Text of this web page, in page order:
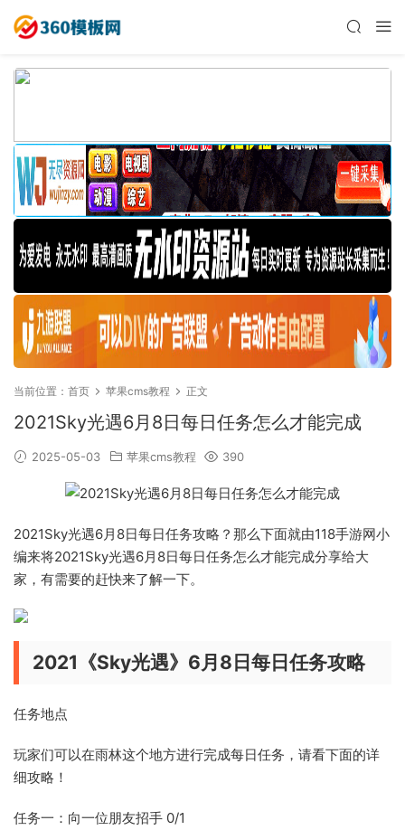
当前位置： 首页 苹果cms教程 正文
2021Sky光遇6月8日每日任务怎么才能完成
2025-05-03 苹果cms教程 390
2021Sky光遇6月8日每日任务攻略？那么下面就由118手游网小
编来将2021Sky光遇6月8日每日任务怎么才能完成分享给大
家，有需要的赶快来了解一下。
2021《Sky光遇》6月8日每日任务攻略
任务地点
玩家们可以在雨林这个地方进行完成每日任务，请看下面的详
细攻略！
任务一：向一位朋友招手 0/1